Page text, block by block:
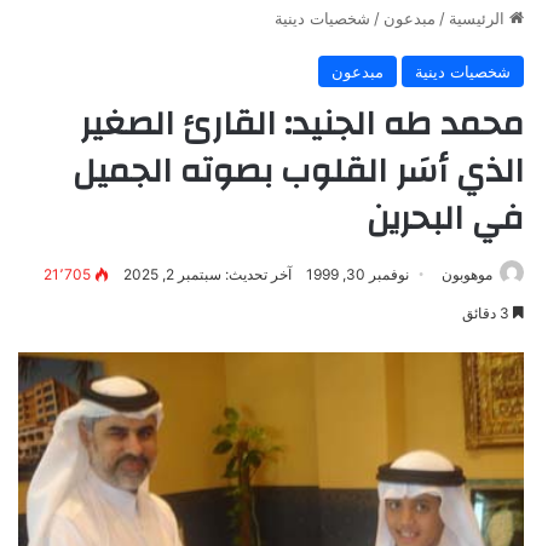
الرئيسية / مبدعون / شخصيات دينية
شخصيات دينية مبدعون
محمد طه الجنيد: القارئ الصغير
الذي أسَر القلوب بصوته الجميل
في البحرين
موهوبون نوفمبر 30, 1999 آخر تحديث: سبتمبر 2, 2025 21٬705